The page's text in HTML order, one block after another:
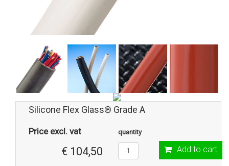
Silicone Flex Glass® Grade A
Price excl. vat
€ 104,50
quantity
Add to cart